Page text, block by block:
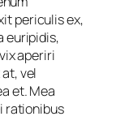
periculis ex,
euripidis,
aperiri
vel
et. Mea
rationibus